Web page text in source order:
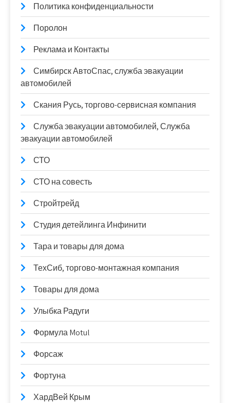
Политика конфиденциальности
Поролон
Реклама и Контакты
Симбирск АвтоСпас, служба эвакуации
автомобилей
Скания Русь, торгово-сервисная компания
Служба эвакуации автомобилей, Служба
эвакуации автомобилей
СТО
СТО на совесть
Стройтрейд
Студия детейлинга Инфинити
Тара и товары для дома
ТехСиб, торгово-монтажная компания
Товары для дома
Улыбка Радуги
Формула Motul
Форсаж
Фортуна
ХардВей Крым